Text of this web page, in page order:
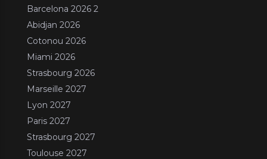
Barcelona 2026 2
Abidjan 2026
Cotonou 2026
Miami 2026
Strasbourg 2026
Marseille 2027
Lyon 2027
Paris 2027
Strasbourg 2027
Toulouse 2027